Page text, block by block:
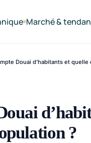
Marché &
Douai d’habitants et
?